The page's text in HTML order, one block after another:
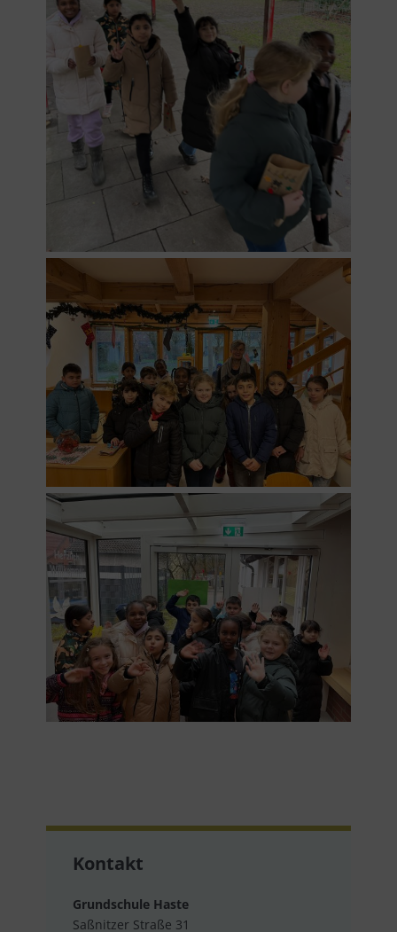
Kontakt
Grundschule Haste
Saßnitzer Straße 31